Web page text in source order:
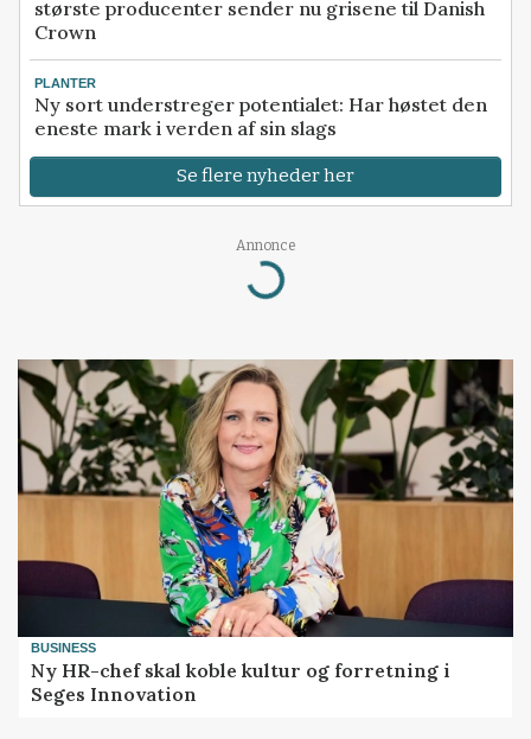
største producenter sender nu grisene til Danish
Crown
PLANTER
Ny sort understreger potentialet: Har høstet den
eneste mark i verden af sin slags
Se flere nyheder her
Annonce
Loading...
BUSINESS
Ny HR-chef skal koble kultur og forretning i
Seges Innovation